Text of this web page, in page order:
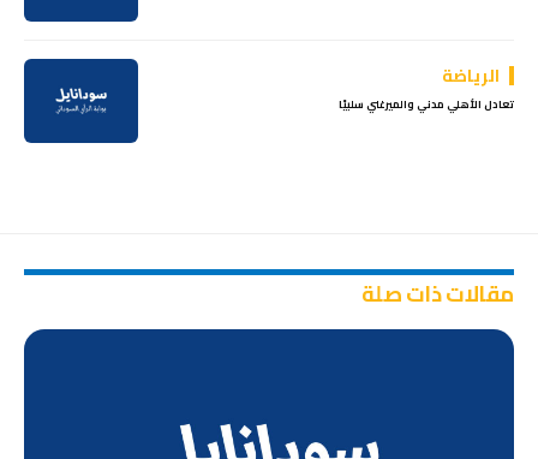
الرياضة
تعادل الأهلي مدني والميرغني سلبيًا
مقالات ذات صلة